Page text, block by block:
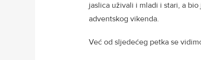
jaslica uživali i mladi i stari, a
adventskog vikenda.
Već od sljedećeg petka se